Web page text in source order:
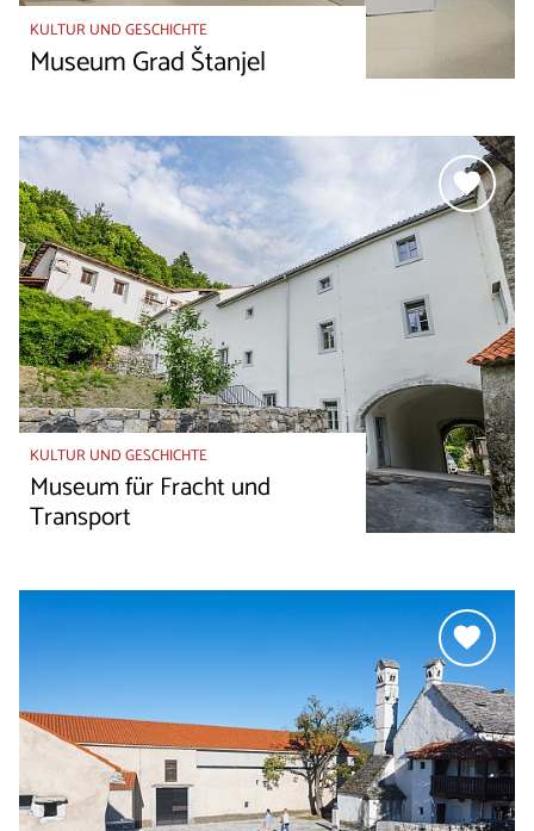
KULTUR UND GESCHICHTE
Museum Grad Štanjel
KULTUR UND GESCHICHTE
Museum für Fracht und
Transport